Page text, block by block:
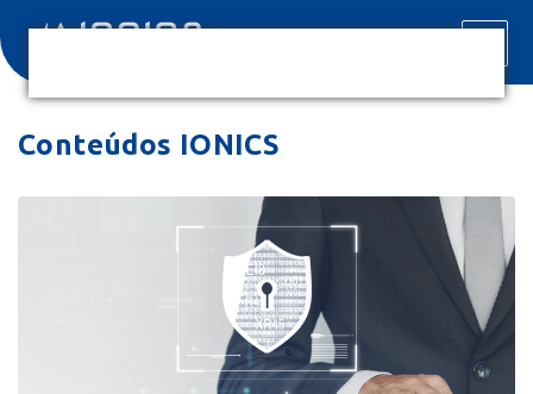
Conteúdos IONICS